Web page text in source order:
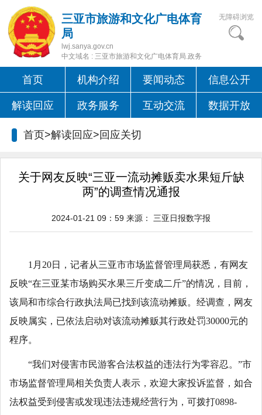
三亚市旅游和文化广电体育
局
lwj.sanya.gov.cn
中文域名 : 三亚市旅游和文化广电体育局.政务
无障碍浏览
首页 机构介绍 要闻动态 信息公开
解读回应 政务服务 互动交流 数据开放
首页>解读回应> 回应关切
关于网友反映“三亚一流动摊贩卖水果短斤缺
两”的调查情况通报
2024-01-21 09：59 来源： 三亚日报数字报
1月20日，记者从三亚市市场监督管理局获悉，有网友
反映“在三亚某市场购买水果三斤变成二斤”的情况，目前，
该局和市综合行政执法局已找到该流动摊贩。经调查，网友
反映属实，已依法启动对该流动摊贩其行政处罚30000元的
程序。
“我们对侵害市民游客合法权益的违法行为零容忍。”市
市场监督管理局相关负责人表示，欢迎大家投诉监督，如合
法权益受到侵害或发现违法违规经营行为，可拨打0898-